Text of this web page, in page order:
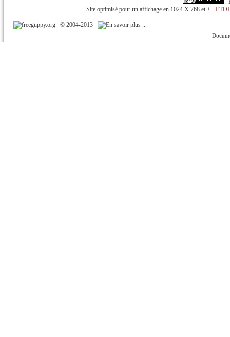
Site optimisé pour un affichage en 1024 X 768 et + -
© 2004-2013